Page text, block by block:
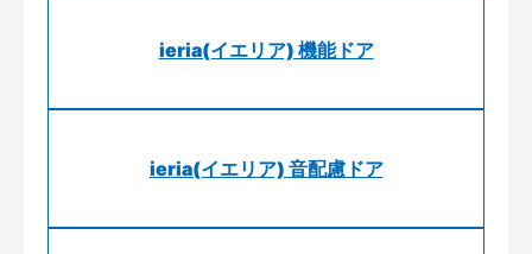
ieria(イエリア) 機能ドア
ieria(イエリア) 音配慮ドア